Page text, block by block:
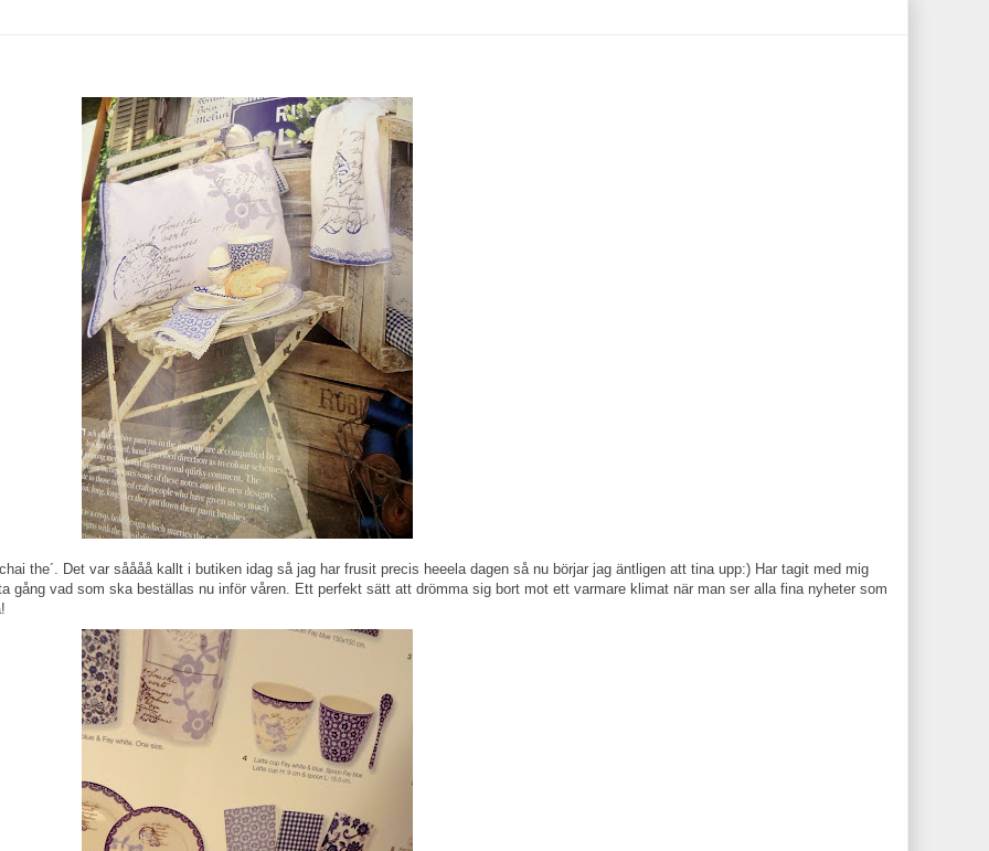
the´. Det var såååå kallt i butiken idag så jag har frusit precis heeela dagen så nu börjar jag äntligen att tina upp:) Har tagit med mig
gång vad som ska beställas nu inför våren. Ett perfekt sätt att drömma sig bort mot ett varmare klimat när man ser alla fina nyheter som